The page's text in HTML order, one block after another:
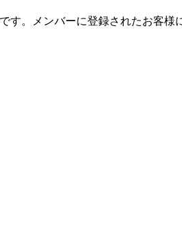
す。メンバーに登録されたお客